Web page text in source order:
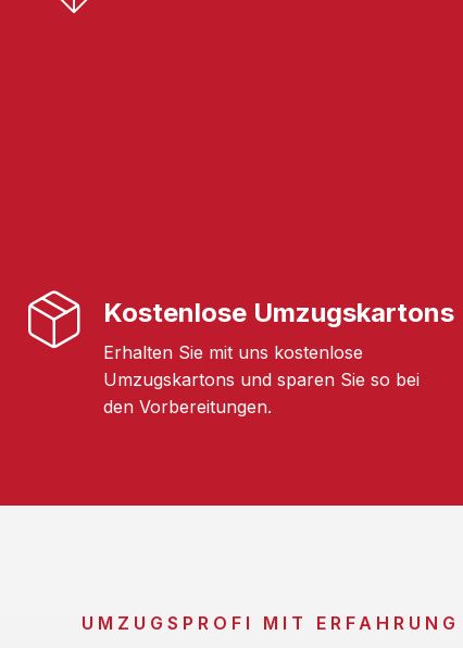
Kostenlose Umzugskartons
Erhalten Sie mit uns kostenlose
Umzugskartons und sparen Sie so bei
den Vorbereitungen.
UMZUGSPROFI MIT ERFAHRUNG